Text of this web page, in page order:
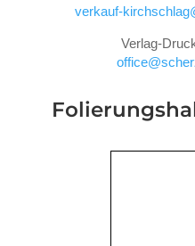
verkauf-
Verlag-